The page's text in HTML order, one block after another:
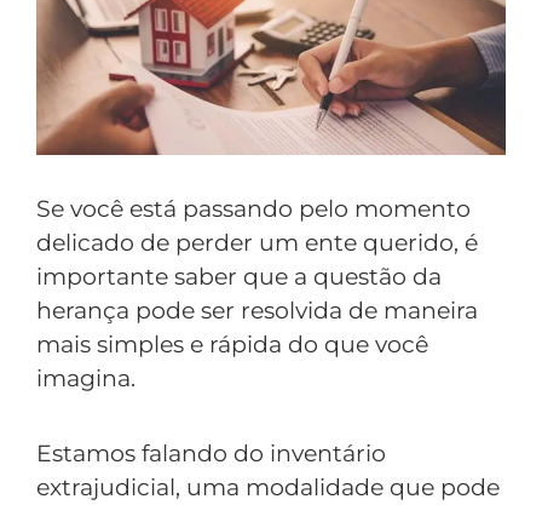
Se você está passando pelo momento
delicado de perder um ente querido, é
importante saber que a questão da
herança pode ser resolvida de maneira
mais simples e rápida do que você
imagina.
Estamos falando do inventário
extrajudicial, uma modalidade que pode